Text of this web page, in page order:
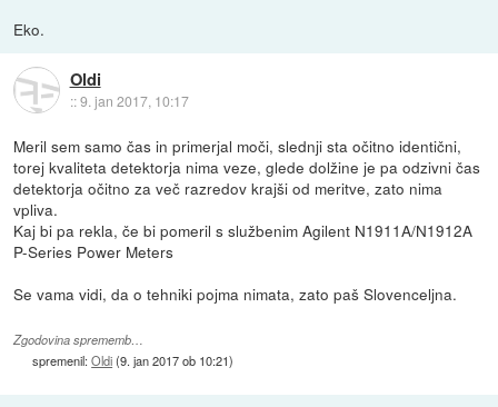
Eko.
Oldi
::9. jan 2017, 10:17
Meril sem samo čas in primerjal moči, slednji sta očitno identični,
torej kvaliteta detektorja nima veze, glede dolžine je pa odzivni čas
detektorja očitno za več razredov krajši od meritve, zato nima
vpliva.
Kaj bi pa rekla, če bi pomeril s službenim Agilent N1911A/N1912A
P-Series Power Meters
Se vama vidi, da o tehniki pojma nimata, zato paš Slovenceljna.
Zgodovina sprememb…
spremenil:Oldi(9. jan 2017 ob 10:21)